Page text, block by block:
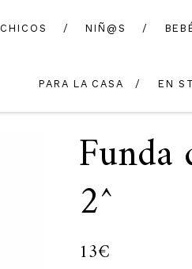
CHICOS NIÑ@S
PARA LA CASA EN
Funda
2^
13€